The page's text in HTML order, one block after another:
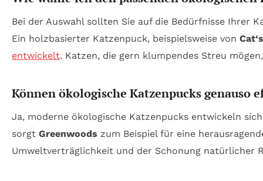
Bei der Auswahl sollten Sie auf die Bedürfnisse Ihrer
Ein holzbasierter Katzenpuck, beispielsweise von
entwickelt. Katzen, die gern klumpendes Streu
Können ökologische Katzenpucks
Ja, moderne ökologische Katzenpucks entwickeln
sorgt Greenwoods zum Beispiel für eine
Umweltverträglichkeit und der Schonung natürlicher